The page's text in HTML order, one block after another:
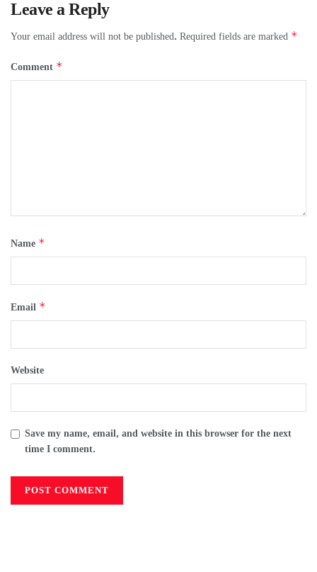
Leave a Reply
Your email address will not be published. Required fields are marked *
Comment *
Name *
Email *
Website
Save my name, email, and website in this browser for the next
time I comment.